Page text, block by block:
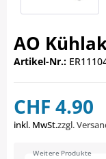
AO
Artikel-Nr.:
CHF 4.90
inkl. MwSt.zzgl.
Weitere Produkte